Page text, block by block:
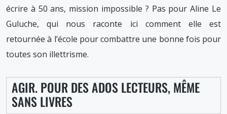
écrire à 50 ans, mission impossible ? Pas pour Aline Le
Guluche, qui nous raconte ici comment elle est
retournée à l’école pour combattre une bonne fois pour
toutes son illettrisme.
AGIR. POUR DES ADOS LECTEURS, MÊME
SANS LIVRES